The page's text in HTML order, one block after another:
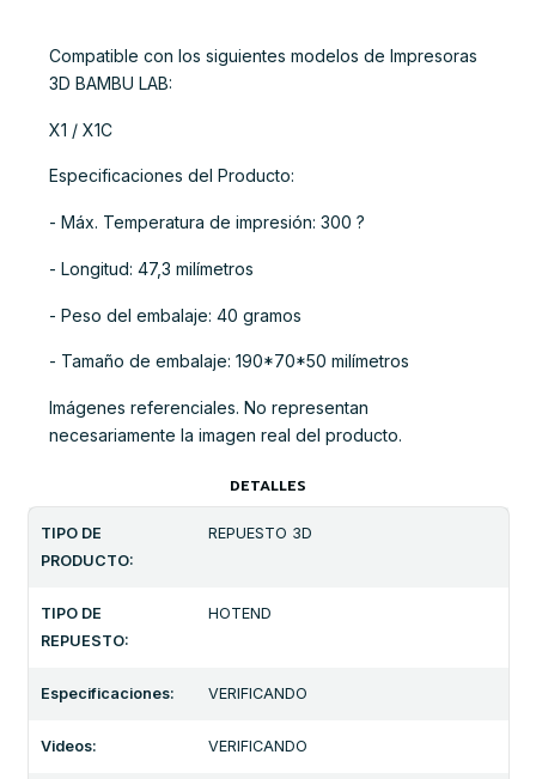
Compatible con los siguientes modelos de Impresoras
3D BAMBU LAB:
X1 / X1C
Especificaciones del Producto:
- Máx. Temperatura de impresión: 300 ?
- Longitud: 47,3 milímetros
- Peso del embalaje: 40 gramos
- Tamaño de embalaje: 190*70*50 milímetros
Imágenes referenciales. No representan
necesariamente la imagen real del producto.
DETALLES
TIPO DE
PRODUCTO:
REPUESTO 3D
TIPO DE
REPUESTO:
HOTEND
Especificaciones: VERIFICANDO
Videos: VERIFICANDO